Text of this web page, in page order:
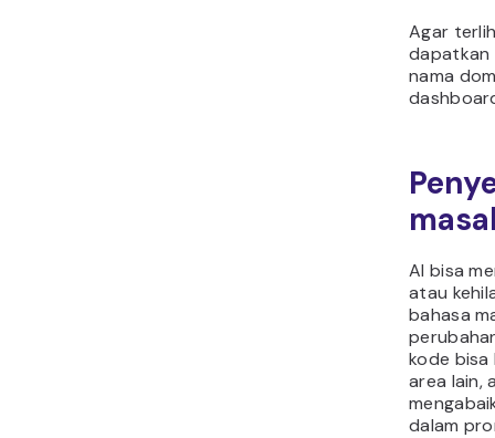
Agar
dapatkan
nama
AI bisa
atau
bahasa
kode
area lain,
dalam